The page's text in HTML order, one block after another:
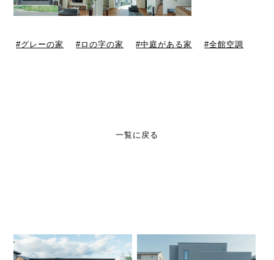
グレーの家 ロの字の家 中庭がある家 全館空調
一覧に戻る